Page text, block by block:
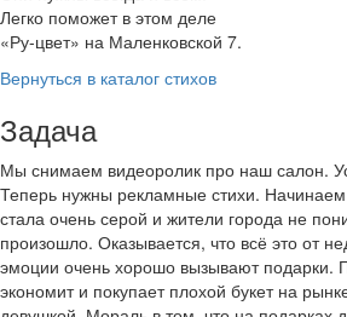
Легко поможет в этом деле
«Ру-цвет» на Маленковской 7.
Вернуться в каталог стихов
Задача
Мы снимаем видеоролик про наш салон.
Теперь нужны рекламные стихи. Начинаем
стала очень серой и жители города не
произошло. Оказывается, что всё это от
эмоции очень хорошо вызывают подарки.
экономит и покупает плохой букет на